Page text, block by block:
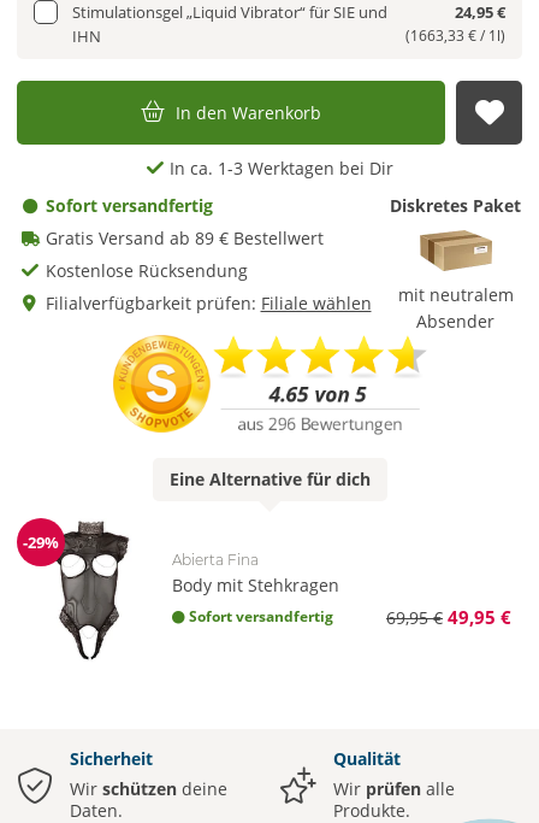
Stimulationsgel „Liquid Vibrator“ für SIE und
IHN
24,95 €
(1663,33 € / 1l)
In den Warenkorb
In ca. 1-3 Werktagen bei Dir
Sofort versandfertig
Gratis Versand ab 89 € Bestellwert
Kostenlose Rücksendung
Filialverfügbarkeit prüfen: Filiale wählen
Diskretes Paket
mit neutralem
Absender
Eine Alternativefür dich
Reduzierung
-29%
Abierta Fina
Body mit Stehkragen
Sofort versandfertig 69,95 € 49,95 €
Sicherheit
Wir schützen deine
Daten.
Qualität
Wir prüfen alle
Produkte.